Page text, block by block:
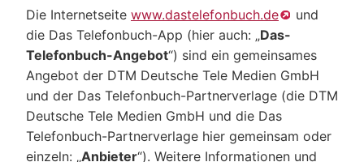
Die Internetseite www.dastelefonbuch.de
und
die Das Telefonbuch-App (hier auch: „Das-
Telefonbuch-Angebot“) sind ein gemeinsames
Angebot der DTM Deutsche Tele Medien GmbH
und der Das Telefonbuch-Partnerverlage (die DTM
Deutsche Tele Medien GmbH und die Das
Telefonbuch-Partnerverlage hier gemeinsam oder
einzeln: „Anbieter“). Weitere Informationen und